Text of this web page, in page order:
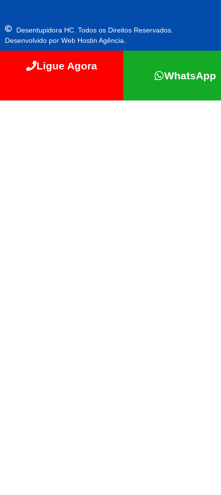
Desentupidora HC. Todos os Direitos Reservados.
Desenvolvido por Web Hostin Agência.
Ligue Agora
WhatsApp